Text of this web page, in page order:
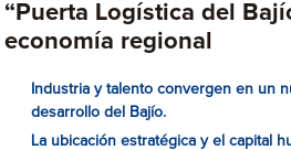
“Puerta Logística del
economía regional
Industria y talento convergen en un
desarrollo del Bajío.
La ubicación estratégica y el capital